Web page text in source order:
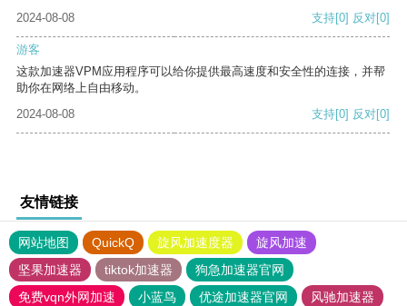
2024-08-08
支持[0] 反对[0]
游客
这款加速器VPM应用程序可以给你提供最高速度和安全性的连接，并帮
助你在网络上自由移动。
2024-08-08
支持[0] 反对[0]
友情链接
网站地图 QuickQ 旋风加速度器
旋风加速
坚果加速器
tiktok加速器
狗急加速器官网
免费vqn外网加速
小蓝鸟 优途加速器官网
风驰加速器